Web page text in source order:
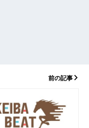
前の記事